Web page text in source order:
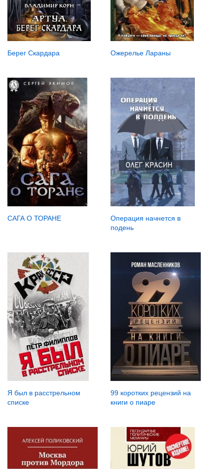
Берег Скардара Ожерелье Лараны
САГА О ТОРАНЕ
Операция начнется в
подень
Я был в расстрельном
списке
99 коротких рецензий на
книги о пиаре